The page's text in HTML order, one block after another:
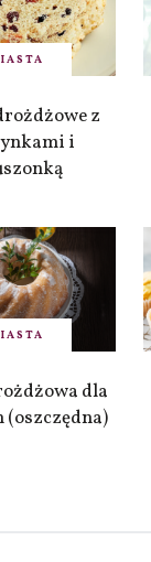
z
i
dla